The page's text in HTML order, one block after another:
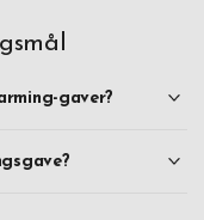
gaver?